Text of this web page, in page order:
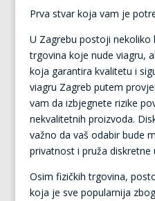
Prva stvar koja vam je
U Zagrebu postoji nekoliko
trgovina koje nude viagru,
koja garantira kvalitetu i
viagru Zagreb putem
vam da izbjegnete rizike
nekvalitetnih proizvoda.
važno da vaš odabir bude
privatnost i pruža diskretne
Osim fizičkih trgovina,
koja je sve popularnija